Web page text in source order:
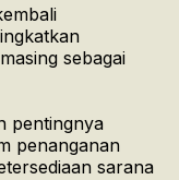
sebagai
pentingnya
penanganan
sarana